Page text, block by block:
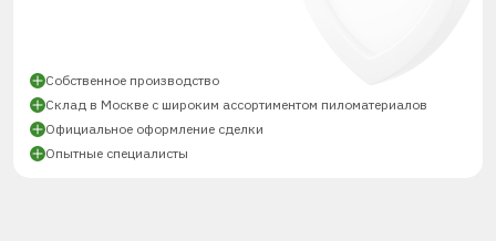
Собственное производство
Склад в Москве с широким ассортиментом пиломатериалов
Официальное оформление сделки
Опытные специалисты